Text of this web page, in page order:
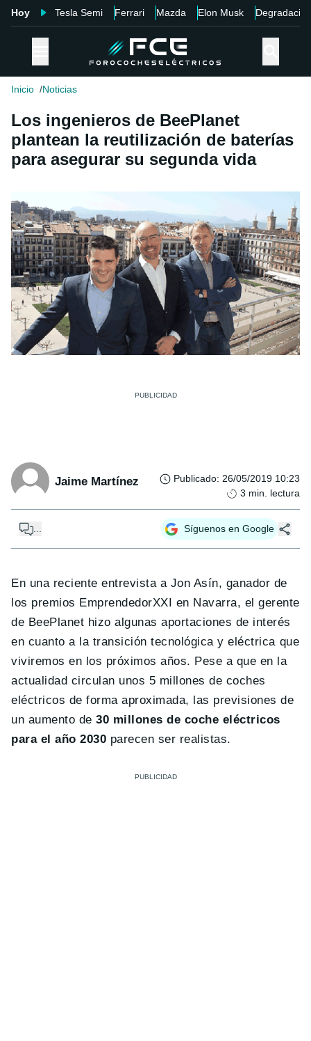
Hoy Tesla Semi Ferrari Mazda Elon Musk Degradación
Inicio Noticias
Los ingenieros de BeePlanet
plantean la reutilización de baterías
para asegurar su segunda vida
Jaime Martínez Publicado: 26/05/2019 10:23
3 min. lectura
Síguenos en Google
En una reciente entrevista a Jon Asín, ganador de
los premios EmprendedorXXI en Navarra, el gerente
de BeePlanet hizo algunas aportaciones de interés
en cuanto a la transición tecnológica y eléctrica que
viviremos en los próximos años. Pese a que en la
actualidad circulan unos 5 millones de coches
eléctricos de forma aproximada, las previsiones de
un aumento de30 millones de coche eléctricos
para el año 2030 parecen ser realistas.